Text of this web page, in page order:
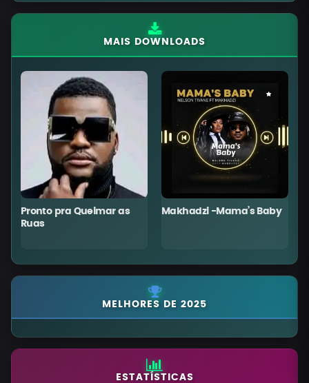
MAIS DOWNLOADS
Pronto pra Queimar as
Ruas
Makhadzi -Mama’s Baby
MELHORES DE 2025
ESTATÍSTICAS